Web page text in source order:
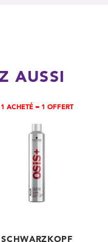
AUSSI
1 ACHETÉ = 1 OFFERT
SCHWARZKOPF